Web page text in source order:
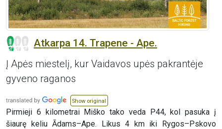
Atkarpa 14. Trapene - Ape.
Į Apės miestelį, kur Vaidavos upės pakrantėje
gyveno raganos
Show original
Pirmieji 6 kilometrai Miško tako veda P44, kol pasuka į
šiaurę keliu Ādams–Ape. Likus 4 km iki Rygos–Pskovo